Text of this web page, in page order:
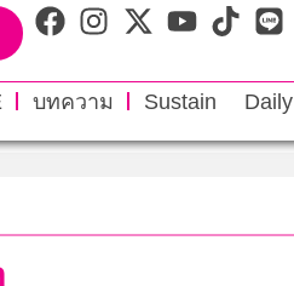
บทความ Sustain Daily